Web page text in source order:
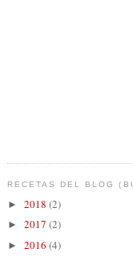
RECETAS DEL BLOG
► 2018 (2)
► 2017 (2)
► 2016 (4)